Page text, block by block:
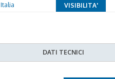
Italia VISIBILITA'
DATI TECNICI